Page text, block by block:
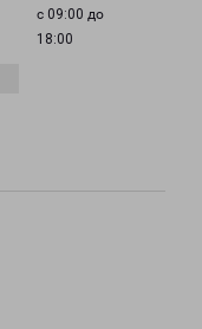
с 09:00 до
18:00